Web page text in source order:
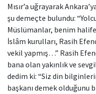
Mısır’a uğrayarak
şu demeçte bulundu:
Müslümanlar, benim
İslâm kurulları, Rasih
vekil yapmış…” Rasih
bana olan yakınlık ve
dedim ki: “Siz din
başkanı demek olduğunu